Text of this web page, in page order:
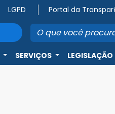
LGPD Portal da
SERVIÇOS LEGISLAÇÃO